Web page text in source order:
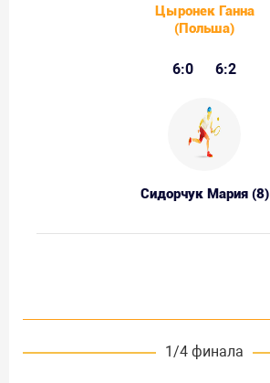
Цыронек Ганна
(Польша)
6:0 6:2
Сидорчук Мария (8)
1/4 финала